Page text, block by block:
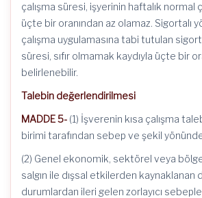
çalışma süresi, işyerinin haftalık normal
üçte bir oranından az olamaz. Sigortalı
çalışma uygulamasına tabi tutulan
süresi, sıfır olmamak kaydıyla üçte bir
belirlenebilir.
Talebin değerlendirilmesi
MADDE 5- (1) İşverenin kısa çalışma
birimi tarafından sebep ve şekil
(2) Genel ekonomik, sektörel veya
salgın ile dışsal etkilerden kaynaklanan
durumlardan ileri gelen zorlayıcı